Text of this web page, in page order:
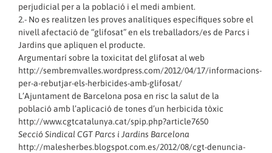
perjudicial per a la població i el medi ambient.
2.- No es realitzen les proves analítiques específiques sobre el
nivell afectació de “glifosat” en els treballadors/es de Parcs i
Jardins que apliquen el producte.
Argumentarí sobre la toxicitat del glifosat al web
http://sembremvalles.wordpress.com/2012/04/17/informacions-
per-a-rebutjar-els-herbicides-amb-glifosat/
L’Ajuntament de Barcelona posa en risc la salut de la
població amb l’aplicació de tones d’un herbicida tòxic
http://www.cgtcatalunya.cat/spip.php?article7650
Secció Sindical CGT Parcs i Jardins Barcelona
http://malesherbes.blogspot.com.es/2012/08/cgt-denuncia-